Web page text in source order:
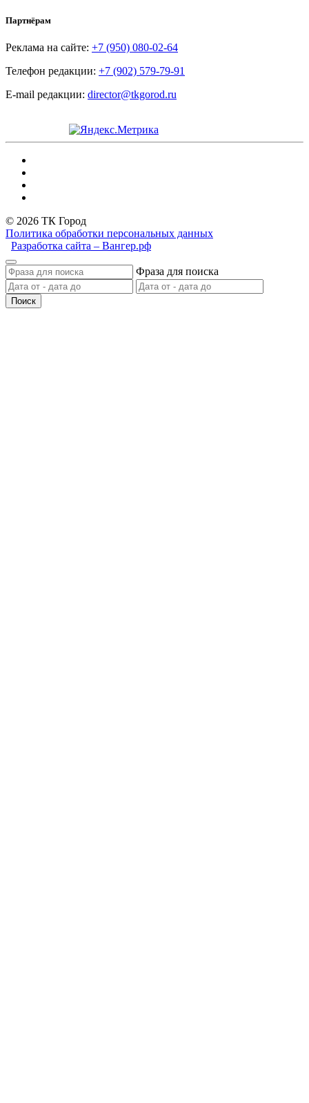
Партнёрам
Реклама на сайте: +7 (950) 080-02-64
Телефон редакции: +7 (902) 579-79-91
E-mail редакции: director@tkgorod.ru
© 2026 ТК Город
Политика обработки персональных данных
Разработка сайта – Вангер.рф
Фраза для поиска
Поиск